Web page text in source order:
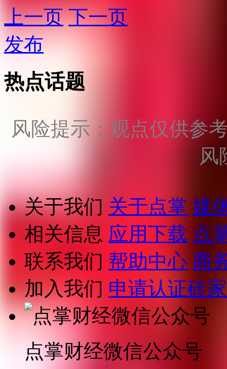
上一页 下一页
发布
热点话题
风险提示：观点仅供参
风
关于我们 关于点掌 媒
相关信息 应用下载 点
联系我们 帮助中心 商
加入我们 申请认证砖家
点掌财经微信公众号